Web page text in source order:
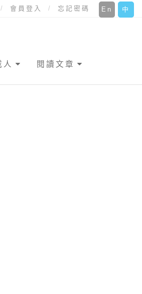
中
En
會員登入 忘記密碼
閱讀文章